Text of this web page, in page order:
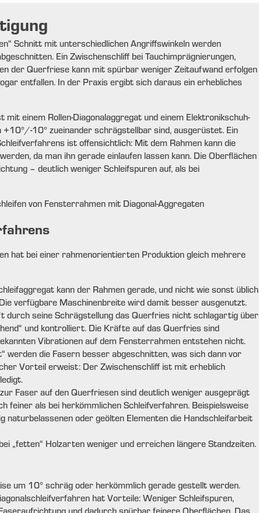
Schnitt mit unterschiedlichen Angriffswinkeln werden
Ein Zwischenschliff bei Tauchimprägnierungen,
der Querfriese kann mit spürbar weniger Zeitaufwand erfolgen
entfallen. In der Praxis ergibt sich daraus ein erhebliches
einem Rollen-Diagonalaggregat und einem Elektronikschuh-
+10°/-10° zueinander schrägstellbar sind, ausgerüstet. Ein
ist offensichtlich: Mit dem Rahmen kann die
da man ihn gerade einlaufen lassen kann. Die Oberflächen
– deutlich weniger Schleifspuren auf, als bei
hat bei einer rahmenorientierten Produktion gleich mehrere
kann der Rahmen gerade, und nicht wie sonst üblich
verfügbare Maschinenbreite wird damit besser ausgenutzt.
durch seine Schrägstellung das Querfries nicht schlagartig über
und kontrolliert. Die Kräfte auf das Querfries sind
Vibrationen auf dem Fensterrahmen entstehen nicht.
werden die Fasern besser abgeschnitten, was sich dann vor
Vorteil erweist: Der Zwischenschliff ist mit erheblich
Faser auf den Querfriesen sind deutlich weniger ausgeprägt
feiner als bei herkömmlichen Schleifverfahren. Beispielsweise
naturbelassenen oder geölten Elementen die Handschleifarbeit
„fetten“ Holzarten weniger und erreichen längere Standzeiten.
um 10° schräg oder herkömmlich gerade gestellt werden.
hat Vorteile: Weniger Schleifspuren,
und dadurch spürbar feinere Oberflächen. Das